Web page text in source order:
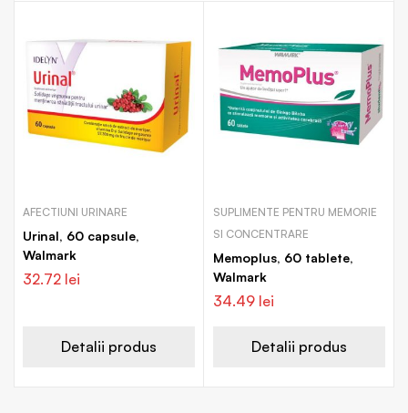
AFECTIUNI URINARE
Urinal, 60 capsule,
Walmark
32.72 lei
Detalii produs
SUPLIMENTE PENTRU MEMORIE
SI CONCENTRARE
Memoplus, 60 tablete,
Walmark
34.49 lei
Detalii produs